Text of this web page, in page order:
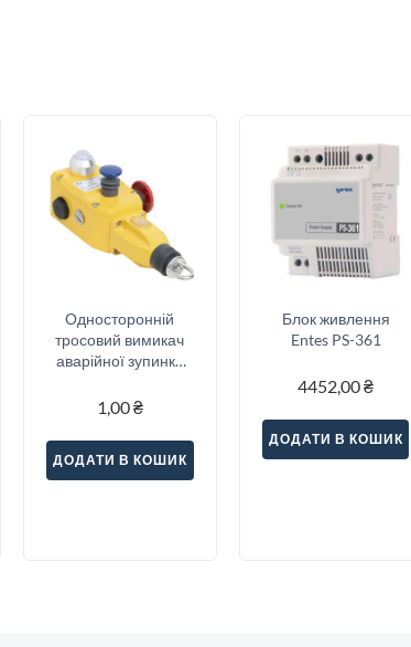
Односторонній
тросовий вимикач
аварійної зупинки
1,00₴
ДОДАТИ В КОШИК
Блок живлення
Entes PS-361
4452,00₴
ДОДАТИ В КОШИК